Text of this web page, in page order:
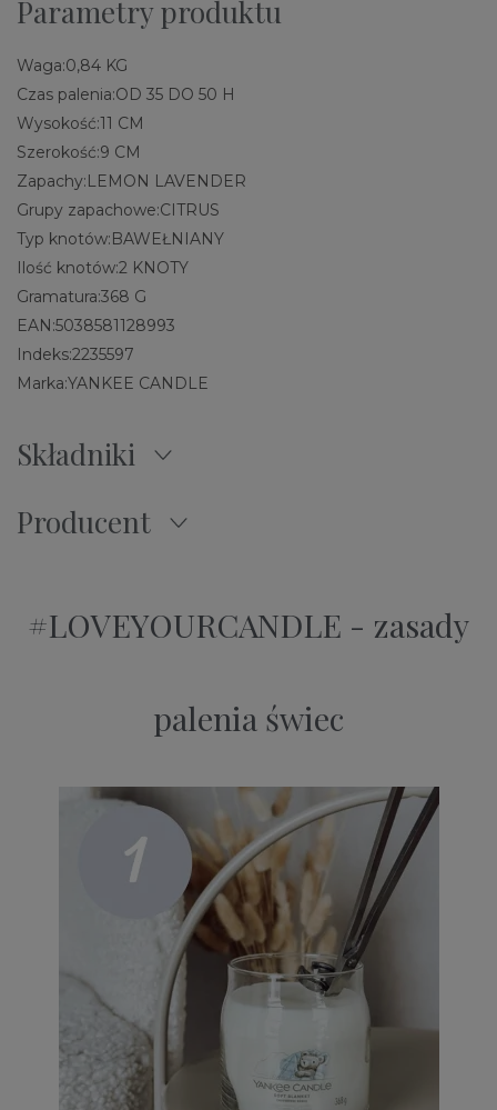
Parametry produktu
Waga:0,84 KG
Czas palenia:OD 35 DO 50 H
Wysokość:11 CM
Szerokość:9 CM
Zapachy:LEMON LAVENDER
Grupy zapachowe:CITRUS
Typ knotów:BAWEŁNIANY
Ilość knotów:2 KNOTY
Gramatura:368 G
EAN:5038581128993
Indeks:2235597
Marka:YANKEE CANDLE
Składniki
Producent
#LOVEYOURCANDLE - zasady
palenia świec